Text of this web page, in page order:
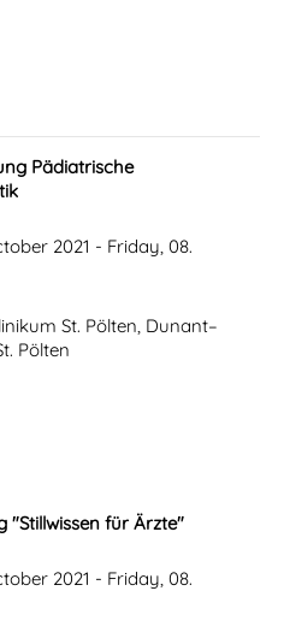
Pädiatrische
2021 - Friday, 08.
St. Pölten, Dunant–
Pölten
"Stillwissen für Ärzte"
2021 - Friday, 08.